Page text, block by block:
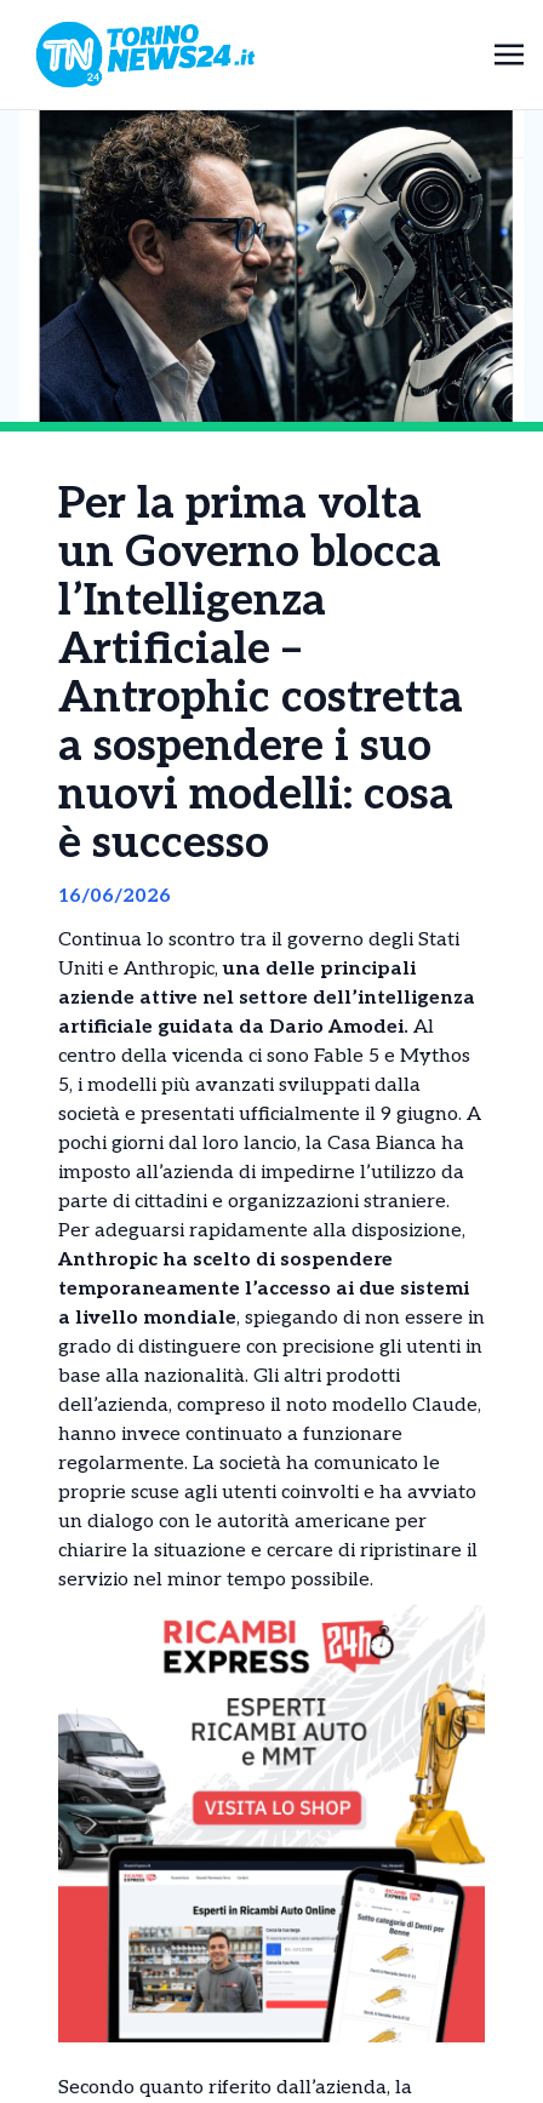
Per la prima volta
un Governo blocca
l’Intelligenza
Artificiale –
Antrophic costretta
a sospendere i suo
nuovi modelli: cosa
è successo
16/06/2026
Continua lo scontro tra il governo degli Stati
Uniti e Anthropic,una delle principali
aziende attive nel settore dell’intelligenza
artificiale guidata da Dario Amodei. Al
centro della vicenda ci sono Fable 5 e Mythos
5, i modelli più avanzati sviluppati dalla
società e presentati ufficialmente il 9 giugno. A
pochi giorni dal loro lancio, la Casa Bianca ha
imposto all’azienda di impedirne l’utilizzo da
parte di cittadini e organizzazioni straniere.
Per adeguarsi rapidamente alla disposizione,
Anthropic ha scelto di sospendere
temporaneamente l’accesso ai due sistemi
a livello mondiale, spiegando di non essere in
grado di distinguere con precisione gli utenti in
base alla nazionalità. Gli altri prodotti
dell’azienda, compreso il noto modello Claude,
hanno invece continuato a funzionare
regolarmente. La società ha comunicato le
proprie scuse agli utenti coinvolti e ha avviato
un dialogo con le autorità americane per
chiarire la situazione e cercare di ripristinare il
servizio nel minor tempo possibile.
Secondo quanto riferito dall’azienda, la